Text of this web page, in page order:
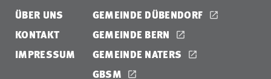
ÜBER UNS
KONTAKT
IMPRESSUM
GEMEINDE DÜBENDORF
GEMEINDE BERN
GEMEINDE NATERS
GBSM